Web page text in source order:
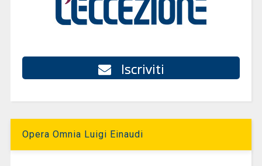
Iscriviti
Opera Omnia Luigi Einaudi